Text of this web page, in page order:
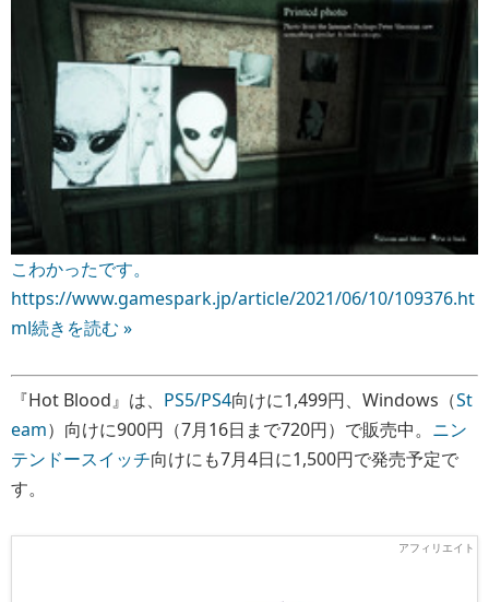
こわかったです。
https://www.gamespark.jp/article/2021/06/10/109376.ht
ml続きを読む »
『Hot Blood』は、 PS5/PS4向けに1,499円、Windows（St
eam）向けに900円（7月16日まで720円）で販売中。 ニン
テンドースイッチ向けにも7月4日に1,500円で発売予定で
す。